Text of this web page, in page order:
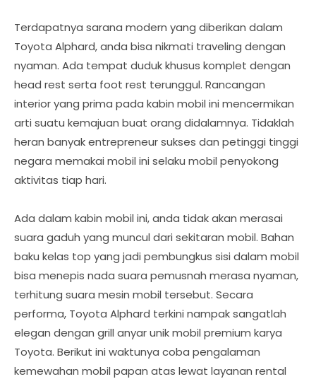
Terdapatnya sarana modern yang diberikan dalam
Toyota Alphard, anda bisa nikmati traveling dengan
nyaman. Ada tempat duduk khusus komplet dengan
head rest serta foot rest terunggul. Rancangan
interior yang prima pada kabin mobil ini mencermikan
arti suatu kemajuan buat orang didalamnya. Tidaklah
heran banyak entrepreneur sukses dan petinggi tinggi
negara memakai mobil ini selaku mobil penyokong
aktivitas tiap hari.
Ada dalam kabin mobil ini, anda tidak akan merasai
suara gaduh yang muncul dari sekitaran mobil. Bahan
baku kelas top yang jadi pembungkus sisi dalam mobil
bisa menepis nada suara pemusnah merasa nyaman,
terhitung suara mesin mobil tersebut. Secara
performa, Toyota Alphard terkini nampak sangatlah
elegan dengan grill anyar unik mobil premium karya
Toyota. Berikut ini waktunya coba pengalaman
kemewahan mobil papan atas lewat layanan rental